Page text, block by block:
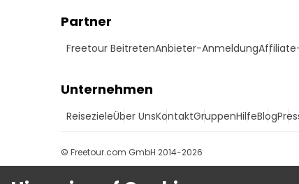
Partner
Freetour BeitretenAnbieter-Anmeldung
Unternehmen
ReisezieleÜber UnsKontaktGruppenHilfeBlog
© Freetour.com GmbH 2014-2026